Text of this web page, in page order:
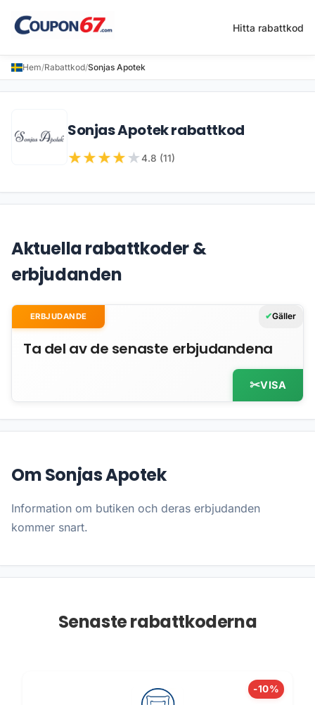
Hitta rabattkod
Hem/Rabattkod/Sonjas Apotek
Sonjas Apotek rabattkod
★★★★ ★4.8 (11)
Aktuella rabattkoder &
erbjudanden
ERBJUDANDE Gäller
Ta del av de senaste erbjudandena
VISA
Om Sonjas Apotek
Information om butiken och deras erbjudanden
kommer snart.
Senaste rabattkoderna
-10%